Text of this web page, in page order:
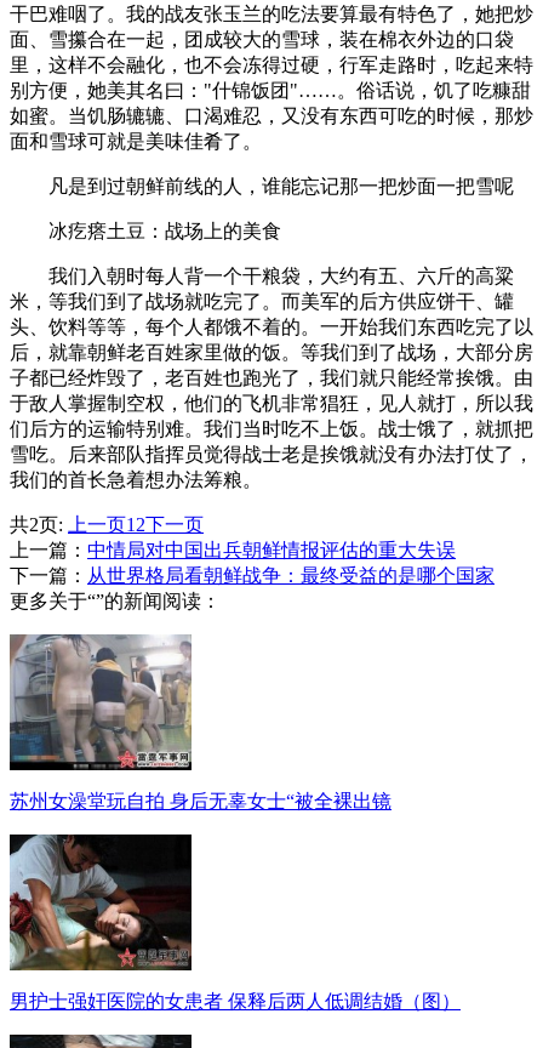
干巴难咽了。我的战友张玉兰的吃法要算最有特色了，她把炒
面、雪攥合在一起，团成较大的雪球，装在棉衣外边的口袋
里，这样不会融化，也不会冻得过硬，行军走路时，吃起来特
别方便，她美其名曰："什锦饭团"……。俗话说，饥了吃糠甜
如蜜。当饥肠辘辘、口渴难忍，又没有东西可吃的时候，那炒
面和雪球可就是美味佳肴了。
凡是到过朝鲜前线的人，谁能忘记那一把炒面一把雪呢­
冰疙瘩土豆：战场上的美食
我们入朝时每人背一个干粮袋，大约有五、六斤的高粱
米，等我们到了战场就吃完了。而美军的后方供应饼干、罐
头、饮料等等，每个人都饿不着的。一开始我们东西吃完了以
后，就靠朝鲜老百姓家里做的饭。等我们到了战场，大部分房
子都已经炸毁了，老百姓也跑光了，我们就只能经常挨饿。由
于敌人掌握制空权，他们的飞机非常猖狂，见人就打，所以我
们后方的运输特别难。我们当时吃不上饭。战士饿了，就抓把
雪吃。后来部队指挥员觉得战士老是挨饿就没有办法打仗了，
我们的首长急着想办法筹粮。
共2页: 上一页1 2下一页
上一篇： 中情局对中国出兵朝鲜情报评估的重大失误
下一篇： 从世界格局看朝鲜战争：最终受益的是哪个国家
更多关于“”的新闻阅读：
苏州女澡堂玩自拍 身后无辜女士“被全裸出镜
男护士强奸医院的女患者 保释后两人低调结婚（图）